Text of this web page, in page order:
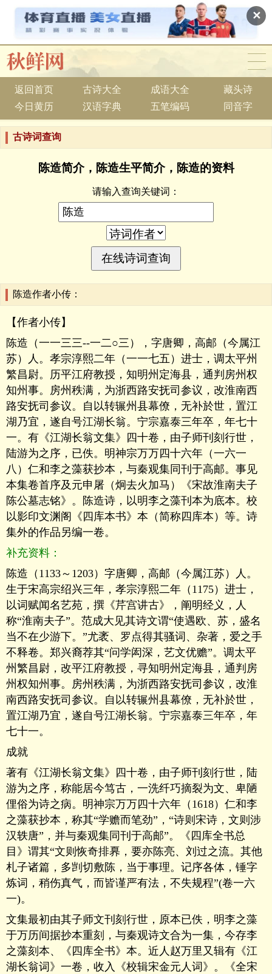
✕
返回首页 古诗大全 成语大全
藏头诗
今日黄历
汉语字典 五笔编码 同音字
古诗词查询
陈造简介，陈造生平简介，陈造的资料
请输入查询关键词：
陈造作者小传：
【作者小传】
陈造（一一三三--一二○三），字唐卿，高邮（今属江
苏）人。孝宗淳熙二年（一一七五）进士，调太平州
繁昌尉。历平江府教授，知明州定海县，通判房州权
知州事。房州秩满，为浙西路安抚司参议，改淮南西
路安抚司参议。自以转辗州县幕僚，无补於世，置江
湖乃宜，遂自号江湖长翁。宁宗嘉泰三年卒，年七十
一。有《江湖长翁文集》四十卷，由子师刊刻行世，
陆游为之序，已佚。明神宗万万四十六年（一六一
八）仁和李之藻获抄本，与秦观集同刊于高邮。事见
本集卷首序及元申屠（炯去火加马）《宋故淮南夫子
陈公墓志铭》。陈造诗，以明李之藻刊本为底本。校
以影印文渊阁《四库本书》本（简称四库本）等。诗
集外的作品另编一卷。
补充资料：
陈造（1133～1203）字唐卿，高邮（今属江苏）人。
生于宋高宗绍兴三年，孝宗淳熙二年（1175）进士，
以词赋闻名艺苑，撰《芹宫讲古》，阐明经义，人
称“淮南夫子”。范成大见其诗文谓“使遇欧、苏，盛名
当不在少游下。”尤袤、罗点得其骚词、杂著，爱之手
不释卷。郑兴裔荐其“问学闳深，艺文优赡”。调太平
州繁昌尉，改平江府教授，寻知明州定海县，通判房
州权知州事。房州秩满，为浙西路安抚司参议，改淮
南西路安抚司参议。自以转辗州县幕僚，无补於世，
置江湖乃宜，遂自号江湖长翁。宁宗嘉泰三年卒，年
七十一。
成就
著有《江湖长翁文集》四十卷，由子师刊刻行世，陆
游为之序，称能居今笃古，一洗纤巧摘裂为文、卑陋
俚俗为诗之病。明神宗万万四十六年（1618）仁和李
之藻获抄本，称其“学赡而笔劲”，“诗则宋诗，文则涉
汉轶唐”，并与秦观集同刊于高邮”。《四库全书总
目》谓其“文则恢奇排奡，要亦陈亮、刘过之流。其他
札子诸篇，多剀切敷陈，当于事理。记序各体，锤字
炼词，稍伤真气，而皆谨严有法，不失规程”(卷一六
一)。
文集最初由其子师文刊刻行世，原本已佚，明李之藻
于万历间据抄本重刻，与秦观诗文合为一集，今存李
之藻刻本、《四库全书》本。近人赵万里又辑有《江
湖长翁词》一卷，收入《校辑宋金元人词》。《全宋